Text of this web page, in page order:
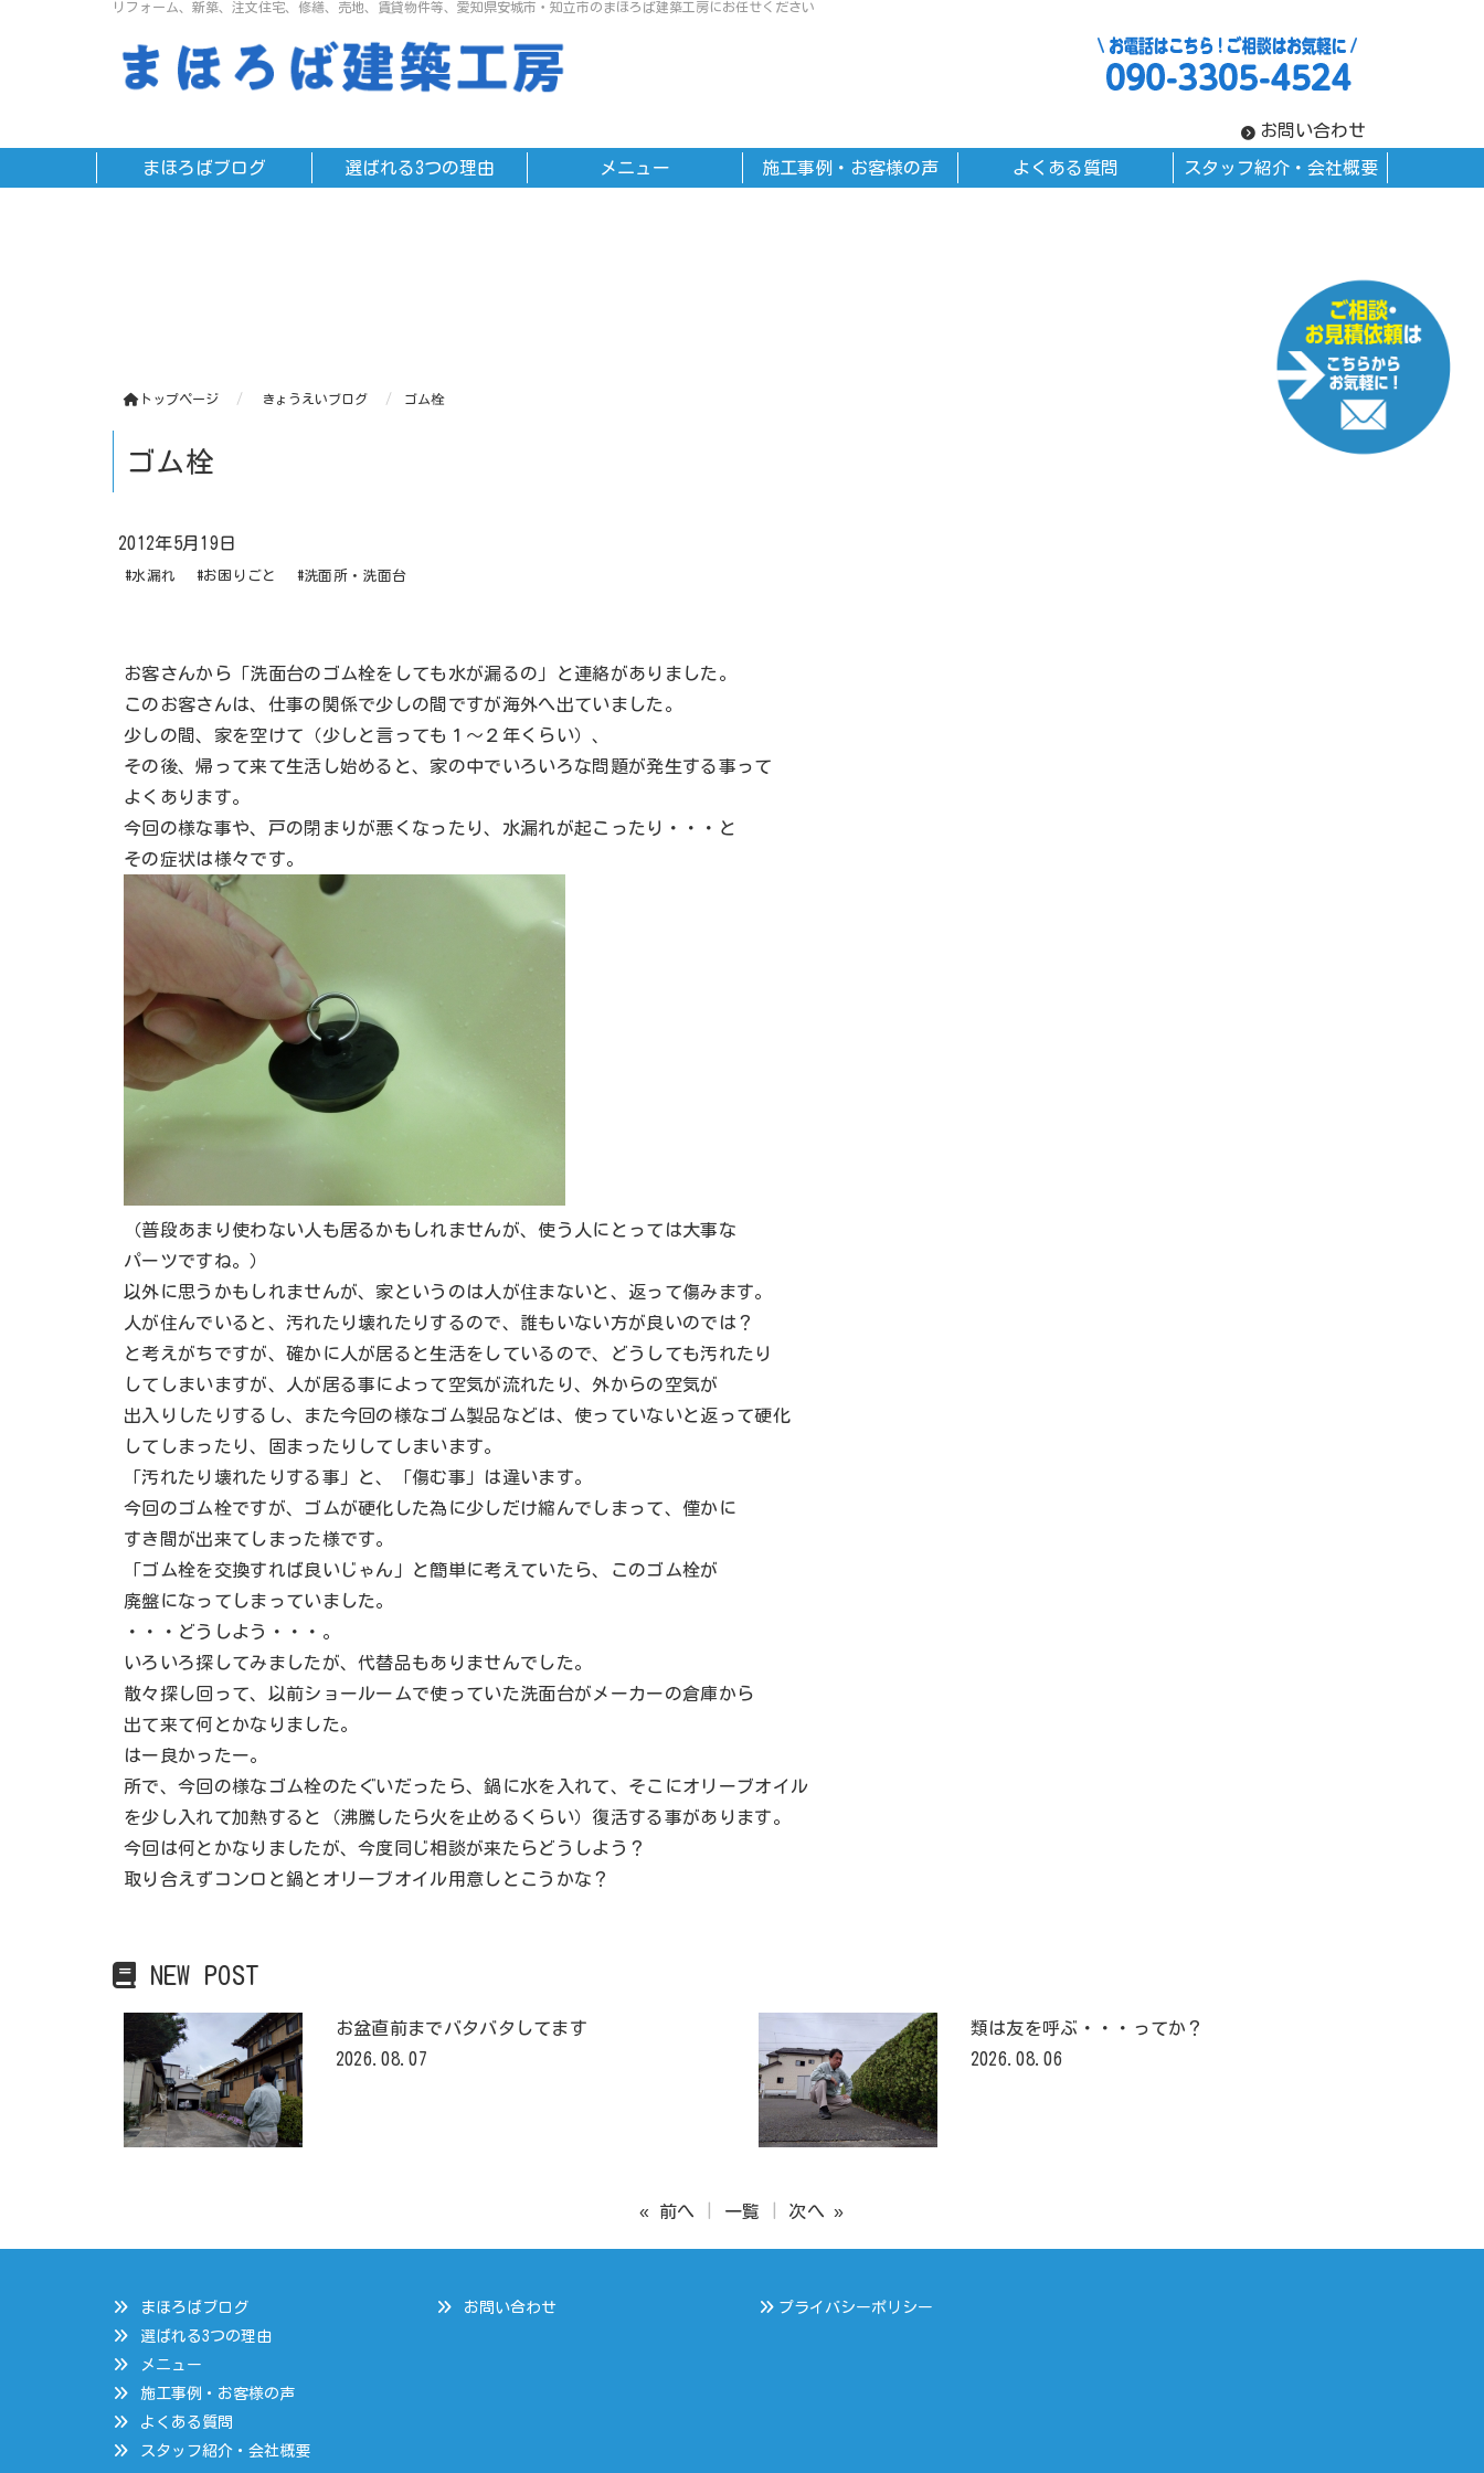
リフォーム、新築、注文住宅、修繕、売地、賃貸物件等、愛知県安城市・知立市のまほろば建築工房にお任せください
お問い合わせ
まほろばブログ 選ばれる3つの理由 メニュー 施工事例・お客様の声 よくある質問 スタッフ紹介・会社概要
トップページ きょうえいブログ ゴム栓
ゴム栓
2012年5月19日
#水漏れ #お困りごと #洗面所・洗面台
お客さんから「洗面台のゴム栓をしても水が漏るの」と連絡がありました。
このお客さんは、仕事の関係で少しの間ですが海外へ出ていました。
少しの間、家を空けて（少しと言っても１～２年くらい）、
その後、帰って来て生活し始めると、家の中でいろいろな問題が発生する事って
よくあります。
今回の様な事や、戸の閉まりが悪くなったり、水漏れが起こったり・・・と
その症状は様々です。
（普段あまり使わない人も居るかもしれませんが、使う人にとっては大事な
パーツですね。）
以外に思うかもしれませんが、家というのは人が住まないと、返って傷みます。
人が住んでいると、汚れたり壊れたりするので、誰もいない方が良いのでは？
と考えがちですが、確かに人が居ると生活をしているので、どうしても汚れたり
してしまいますが、人が居る事によって空気が流れたり、外からの空気が
出入りしたりするし、また今回の様なゴム製品などは、使っていないと返って硬化
してしまったり、固まったりしてしまいます。
「汚れたり壊れたりする事」と、「傷む事」は違います。
今回のゴム栓ですが、ゴムが硬化した為に少しだけ縮んでしまって、僅かに
すき間が出来てしまった様です。
「ゴム栓を交換すれば良いじゃん」と簡単に考えていたら、このゴム栓が
廃盤になってしまっていました。
・・・どうしよう・・・。
いろいろ探してみましたが、代替品もありませんでした。
散々探し回って、以前ショールームで使っていた洗面台がメーカーの倉庫から
出て来て何とかなりました。
はー良かったー。
所で、今回の様なゴム栓のたぐいだったら、鍋に水を入れて、そこにオリーブオイル
を少し入れて加熱すると（沸騰したら火を止めるくらい）復活する事があります。
今回は何とかなりましたが、今度同じ相談が来たらどうしよう？
取り合えずコンロと鍋とオリーブオイル用意しとこうかな？
NEW POST
お盆直前までバタバタしてます
2026.08.07
類は友を呼ぶ・・・ってか？
2026.08.06
« 前へ 一覧 次へ »
まほろばブログ
選ばれる3つの理由
メニュー
施工事例・お客様の声
よくある質問
スタッフ紹介・会社概要
お問い合わせ プライバシーポリシー